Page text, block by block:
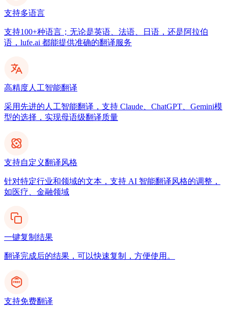
支持多语言
支持100+种语言；无论是英语、法语、日语，还是阿拉伯
语，lufe.ai 都能提供准确的翻译服务
高精度人工智能翻译
采用先进的人工智能翻译，支持 Claude、ChatGPT、Gemini模
型的选择，实现母语级翻译质量
支持自定义翻译风格
针对特定行业和领域的文本，支持 AI 智能翻译风格的调整，
如医疗、金融领域
一键复制结果
翻译完成后的结果，可以快速复制，方便使用。
支持免费翻译